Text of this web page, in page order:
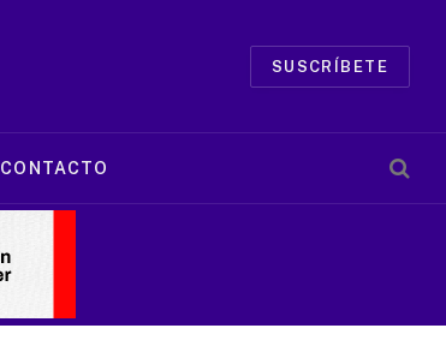
SUSCRÍBETE
CONTACTO